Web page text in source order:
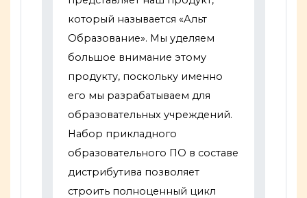
который называется «Альт
Образование». Мы уделяем
большое внимание этому
продукту, поскольку именно
его мы разрабатываем для
образовательных учреждений.
Набор прикладного
образовательного ПО в составе
дистрибутива позволяет
строить полноценный цикл